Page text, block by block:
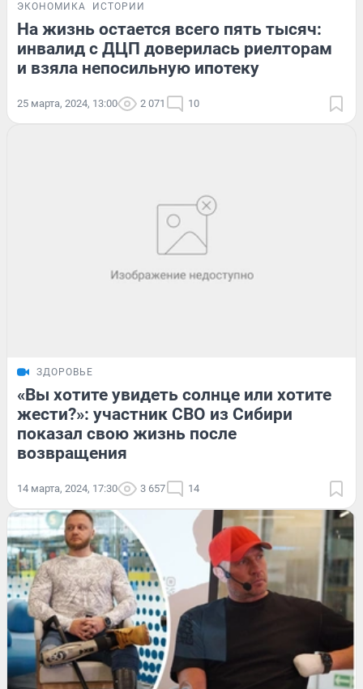
ЭКОНОМИКА ИСТОРИИ
На жизнь остается всего пять тысяч:
инвалид с ДЦП доверилась риелторам
и взяла непосильную ипотеку
25 марта, 2024, 13:00 2 071 10
ЗДОРОВЬЕ
«Вы хотите увидеть солнце или хотите
жести?»: участник СВО из Сибири
показал свою жизнь после
возвращения
14 марта, 2024, 17:30 3 657 14